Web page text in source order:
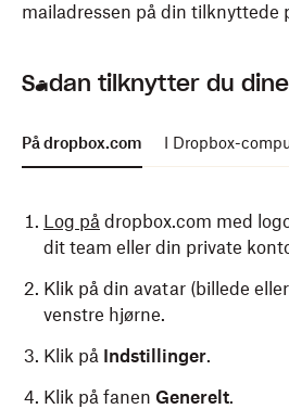
mailadressen på din tilknyttede
Sådan tilknytter du
På dropbox.com I Dropbox-
Log på dropbox.com med
dit team eller din private
Klik på din avatar (billede
venstre hjørne.
Klik på Indstillinger.
Klik på fanen Generelt.